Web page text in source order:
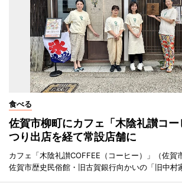
食べる
佐賀市柳町にカフェ「木陰礼讃コ
つり出店を経て常設店舗に
カフェ「木陰礼讃COFFEE（コーヒー）」（佐賀
佐賀市歴史民俗館・旧古賀銀行向かいの「旧中村